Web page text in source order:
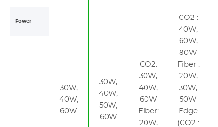
Power
30W,
40W,
60W
30W,
40W,
50W,
60W
CO2:
30W,
40W,
60W
Fiber:
20W,
CO2 :
40W,
60W,
80W
Fiber :
20W,
30W,
50W
Edge
(CO2 :